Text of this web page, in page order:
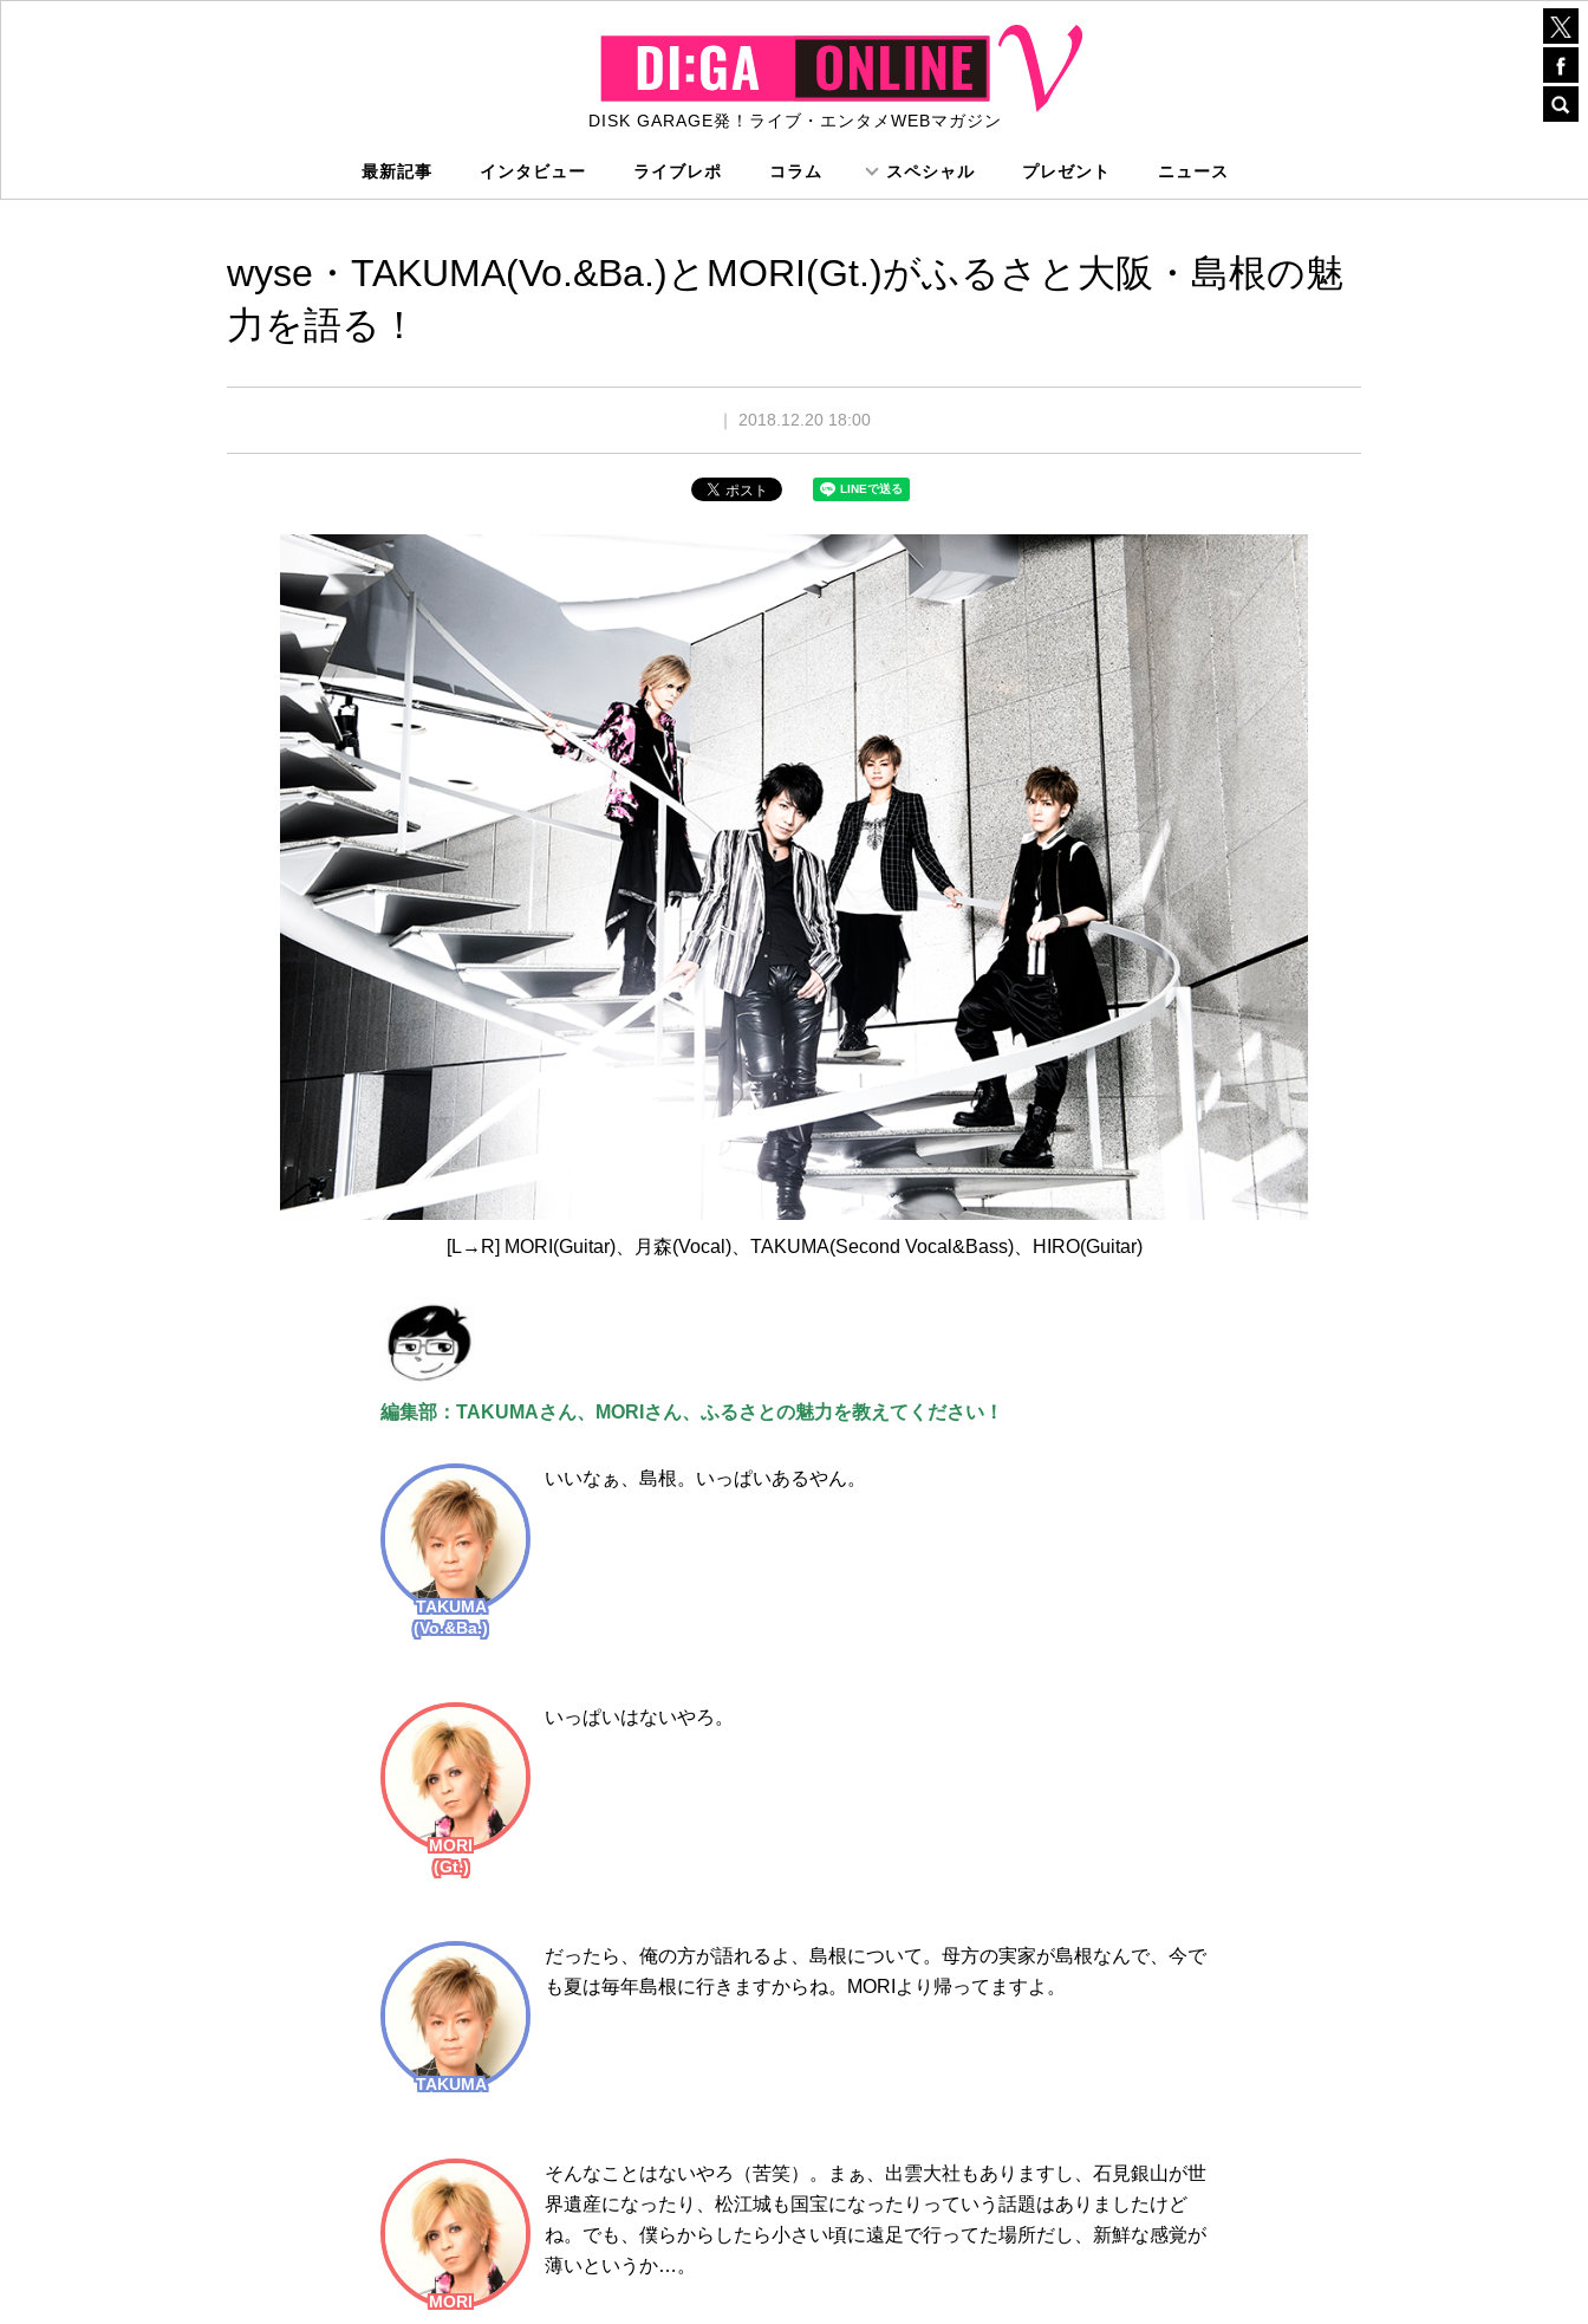
DISK GARAGE発！ライブ・エンタメWEBマガジン
最新記事 インタビュー ライブレポ コラム スペシャル プレゼント ニュース
wyse・TAKUMA(Vo.&Ba.)とMORI(Gt.)がふるさと大阪・島根の魅
力を語る！
2018.12.20 18:00
[L→R] MORI(Guitar)、月森(Vocal)、TAKUMA(Second Vocal&Bass)、HIRO(Guitar)
編集部：TAKUMAさん、MORIさん、ふるさとの魅力を教えてください！
TAKUMA
(Vo.&Ba.)
いいなぁ、島根。いっぱいあるやん。
MORI
(Gt.)
いっぱいはないやろ。
TAKUMA
だったら、俺の方が語れるよ、島根について。母方の実家が島根なんで、今で
も夏は毎年島根に行きますからね。MORIより帰ってますよ。
MORI
そんなことはないやろ（苦笑）。まぁ、出雲大社もありますし、石見銀山が世
界遺産になったり、松江城も国宝になったりっていう話題はありましたけど
ね。でも、僕らからしたら小さい頃に遠足で行ってた場所だし、新鮮な感覚が
薄いというか…。